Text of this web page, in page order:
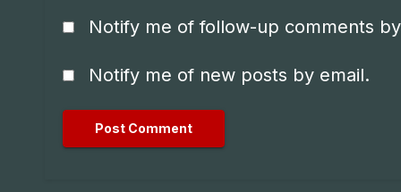
Notify me of follow-up comments
Notify me of new posts by email.